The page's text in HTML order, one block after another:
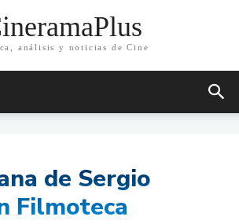
análisis y noticias de Cine
de Sergio
Filmoteca